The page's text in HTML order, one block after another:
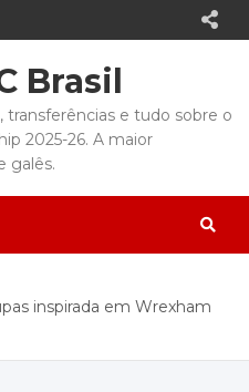
Brasil
transferências e tudo sobre o
2025-26. A maior
galês.
inspirada em Wrexham